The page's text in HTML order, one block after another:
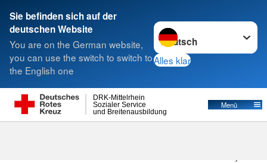
Sie befinden sich auf der
deutschen Website
You are on the German website,
you can use the switch to switch to
the English one
Sprache wechseln zu
Alles klar
und Breitenausbildung
Sozialer Service
DRK-Mittelrhein
Menü
Suche